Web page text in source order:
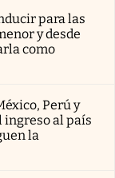
para las
y desde
como
Perú y
al país
la